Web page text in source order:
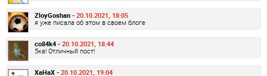
ZloyGoshan - 20.10.2021, 18:05
я уже писала об этом в своем блоге
co84k4 - 20.10.2021, 18:44
5ка! Отличный пост!
XaHaX - 20.10.2021, 19:04